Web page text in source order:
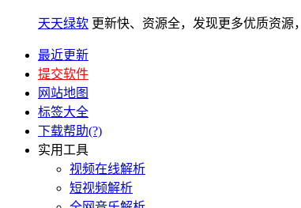
天天绿软 更新快、资源全，发现更多优质资源
最近更新
提交软件
网站地图
标签大全
下载帮助(?)
实用工具
视频在线解析
短视频解析